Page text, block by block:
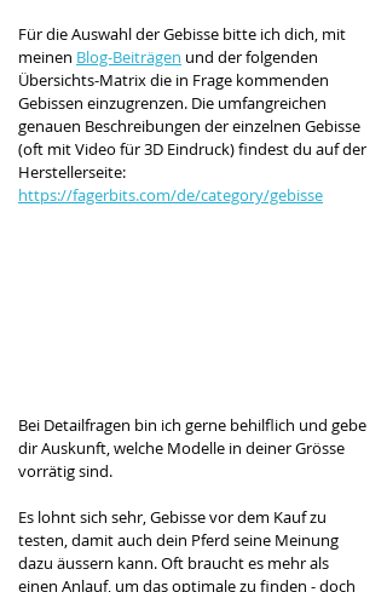
Für die Auswahl der Gebisse bitte ich dich, mit
meinen Blog-Beiträgen und der folgenden
Übersichts-Matrix die in Frage kommenden
Gebissen einzugrenzen. Die umfangreichen
genauen Beschreibungen der einzelnen Gebisse
(oft mit Video für 3D Eindruck) findest du auf der
Herstellerseite:
https://fagerbits.com/de/category/gebisse
Bei Detailfragen bin ich gerne behilflich und gebe
dir Auskunft, welche Modelle in deiner Grösse
vorrätig sind.
Es lohnt sich sehr, Gebisse vor dem Kauf zu
testen, damit auch dein Pferd seine Meinung
dazu äussern kann. Oft braucht es mehr als
einen Anlauf, um das optimale zu finden - doch